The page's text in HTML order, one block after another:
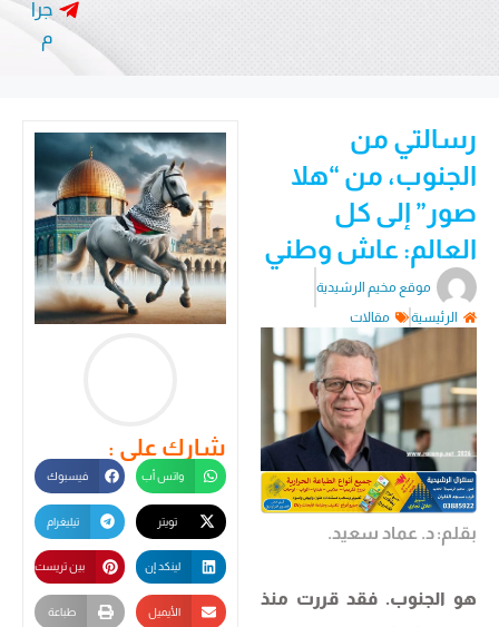
جرا
م
رسالتي من
الجنوب، من “هلا
صور” إلى كل
العالم: عاش وطني
موقع مخيم الرشيدية
الرئيسية
مقالات
بقلم: د. عماد سعيد.
هو الجنوب. فقد قررت منذ
شارك على :
واتس أب فيسبوك
تيليغرام
لينكد إن بين تريست
الأيميل طباعة